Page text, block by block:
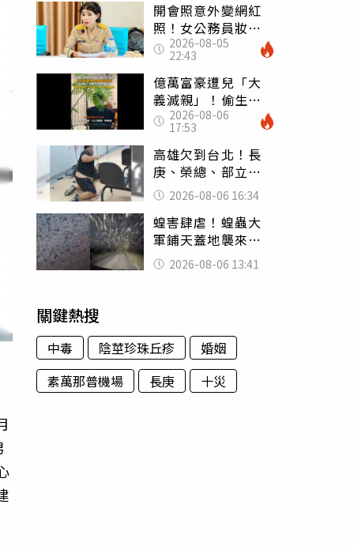
開會照意外變網紅
照！女公務員妝容
掀2千則留言 本人
怒嗆：化妝有錯嗎
2026-08-05
22:43
億萬富豪遭兒「大
義滅親」！偷生子
怕曝光 竟盜鄰居
身份辦假證落戶
2026-08-06
17:53
高雄欠到台北！長
庚、榮總、部立醫
院都受害 「醫療
暴力男」離譜紀錄
曝光
2026-08-06 16:34
蝗害肆虐！蝗蟲大
軍鋪天蓋地襲來宛
如末日 網驚：聖
經十災
2026-08-06 13:41
關鍵熱搜
中毒 陰莖珍珠丘疹
婚姻
素萬那普機場
長庚 十災